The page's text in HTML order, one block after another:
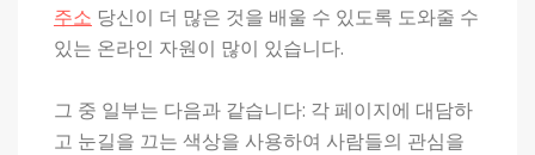
주소 당신이 더 많은 것을 배울 수 있도록 도와줄 수
있는 온라인 자원이 많이 있습니다.
그 중 일부는 다음과 같습니다: 각 페이지에 대담하
고 눈길을 끄는 색상을 사용하여 사람들의 관심을